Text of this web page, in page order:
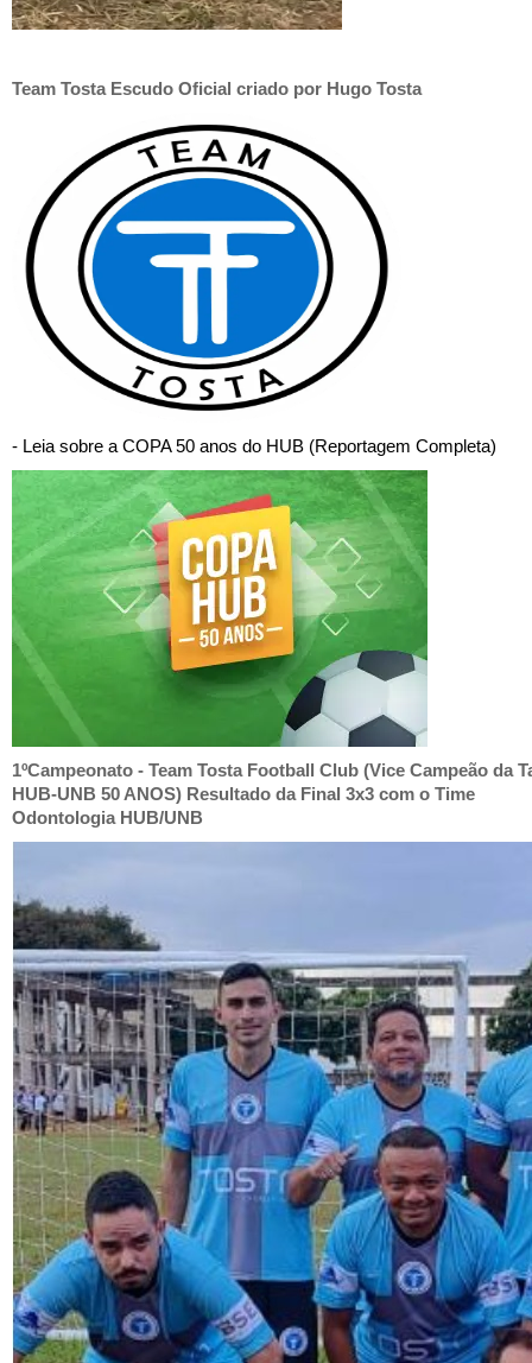
Team Tosta Escudo Oficial criado por Hugo Tosta
- Leia sobre a COPA 50 anos do HUB (Reportagem Completa)
1ºCampeonato - Team Tosta Football Club (Vice Campeão da
HUB-UNB 50 ANOS) Resultado da Final 3x3 com o Time
Odontologia HUB/UNB